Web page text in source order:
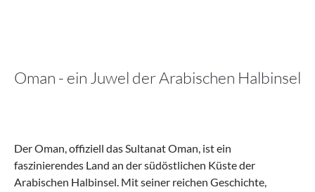
Oman - ein Juwel der Arabischen Halbinsel
Der Oman, offiziell das Sultanat Oman, ist ein
faszinierendes Land an der südöstlichen Küste der
Arabischen Halbinsel. Mit seiner reichen Geschichte,